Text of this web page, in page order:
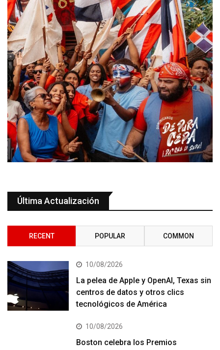
Última Actualización
RECENT POPULAR COMMON
10/08/2026
La pelea de Apple y OpenAI, Texas sin
centros de datos y otros clics
tecnológicos de América
10/08/2026
Boston celebra los Premios